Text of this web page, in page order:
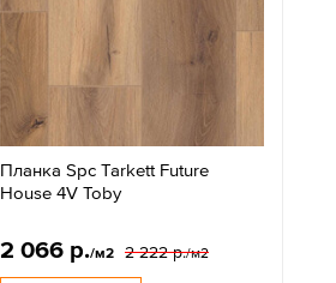
Планка Spc Tarkett Future
House 4V Toby
2 066 р./м2 2 222 р./м2